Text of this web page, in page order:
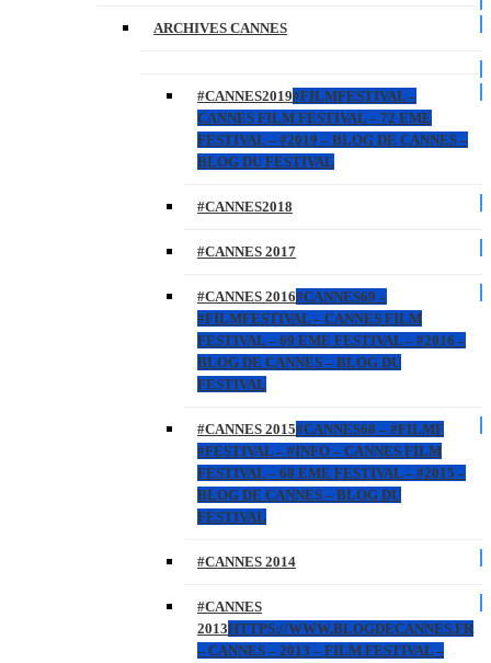
ARCHIVES CANNES
#CANNES2019#FILMFESTIVAL –
CANNES FILM FESTIVAL – 72 EME
FESTIVAL – #2019 – BLOG DE CANNES –
BLOG DU FESTIVAL
#CANNES2018
#CANNES 2017
#CANNES 2016#CANNES69 –
#FILMFESTIVAL – CANNES FILM
FESTIVAL – 69 EME FESTIVAL – #2016 –
BLOG DE CANNES – BLOG DU
FESTIVAL
#CANNES 2015#CANNES68 – #FILMF
#FESTIVAL – #INFO – CANNES FILM
FESTIVAL – 68 EME FESTIVAL – #2015 –
BLOG DE CANNES – BLOG DU
FESTIVAL
#CANNES 2014
#CANNES
2013HTTPS://WWW.BLOGDECANNES.FR
– CANNES – 2013 – FILM FESTIVAL –